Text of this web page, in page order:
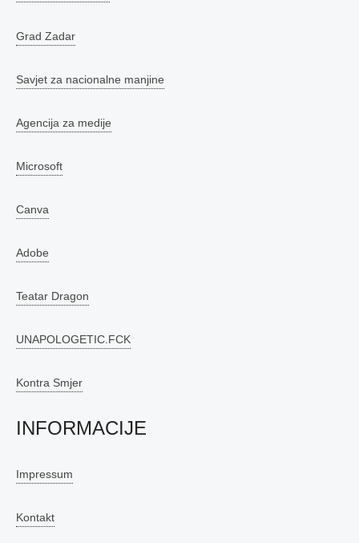
Grad Zadar
Savjet za nacionalne manjine
Agencija za medije
Microsoft
Canva
Adobe
Teatar Dragon
UNAPOLOGETIC.FCK
Kontra Smjer
INFORMACIJE
Impressum
Kontakt